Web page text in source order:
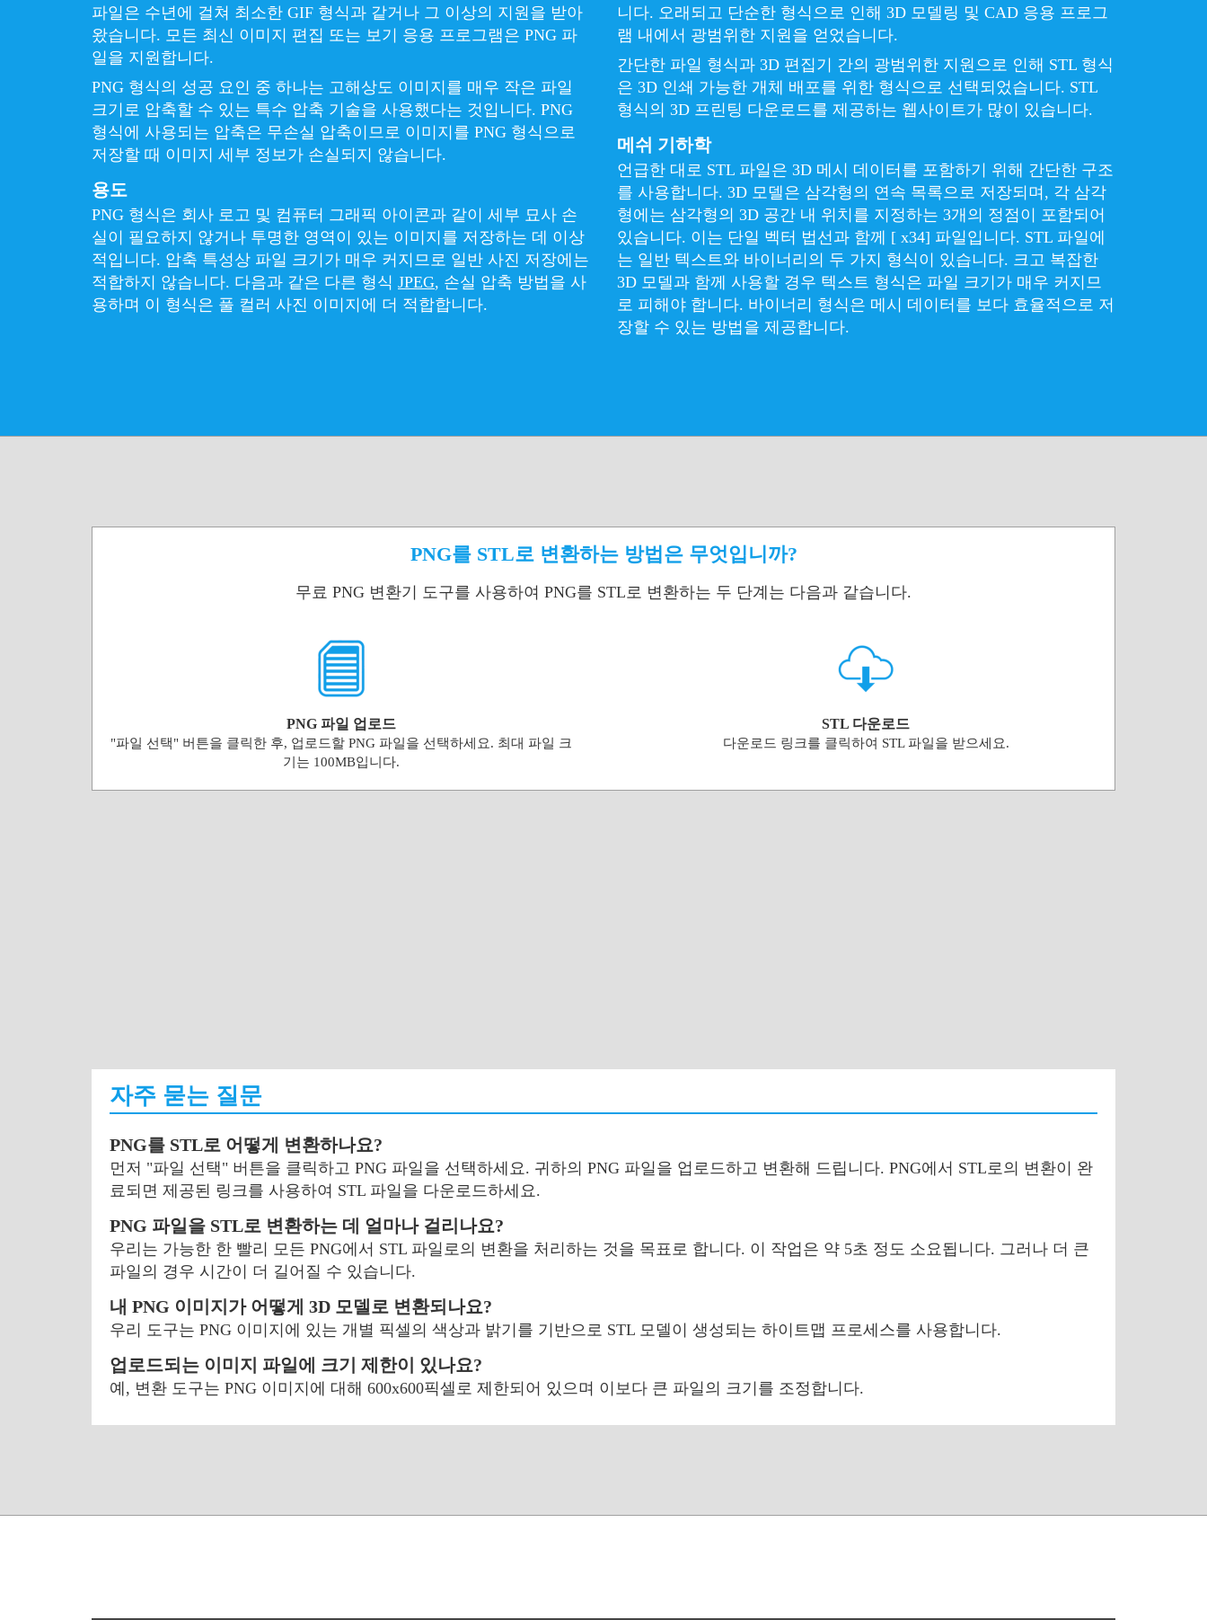
파일은 수년에 걸쳐 최소한 GIF 형식과 같거나 그 이상의 지원을 받아
왔습니다. 모든 최신 이미지 편집 또는 보기 응용 프로그램은 PNG 파
일을 지원합니다.
PNG 형식의 성공 요인 중 하나는 고해상도 이미지를 매우 작은 파일
크기로 압축할 수 있는 특수 압축 기술을 사용했다는 것입니다. PNG
형식에 사용되는 압축은 무손실 압축이므로 이미지를 PNG 형식으로
저장할 때 이미지 세부 정보가 손실되지 않습니다.
용도
PNG 형식은 회사 로고 및 컴퓨터 그래픽 아이콘과 같이 세부 묘사 손
실이 필요하지 않거나 투명한 영역이 있는 이미지를 저장하는 데 이상
적입니다. 압축 특성상 파일 크기가 매우 커지므로 일반 사진 저장에는
적합하지 않습니다. 다음과 같은 다른 형식 JPEG, 손실 압축 방법을 사
용하며 이 형식은 풀 컬러 사진 이미지에 더 적합합니다.
니다. 오래되고 단순한 형식으로 인해 3D 모델링 및 CAD 응용 프로그
램 내에서 광범위한 지원을 얻었습니다.
간단한 파일 형식과 3D 편집기 간의 광범위한 지원으로 인해 STL 형식
은 3D 인쇄 가능한 개체 배포를 위한 형식으로 선택되었습니다. STL
형식의 3D 프린팅 다운로드를 제공하는 웹사이트가 많이 있습니다.
메쉬 기하학
언급한 대로 STL 파일은 3D 메시 데이터를 포함하기 위해 간단한 구조
를 사용합니다. 3D 모델은 삼각형의 연속 목록으로 저장되며, 각 삼각
형에는 삼각형의 3D 공간 내 위치를 지정하는 3개의 정점이 포함되어
있습니다. 이는 단일 벡터 법선과 함께 [ x34] 파일입니다. STL 파일에
는 일반 텍스트와 바이너리의 두 가지 형식이 있습니다. 크고 복잡한
3D 모델과 함께 사용할 경우 텍스트 형식은 파일 크기가 매우 커지므
로 피해야 합니다. 바이너리 형식은 메시 데이터를 보다 효율적으로 저
장할 수 있는 방법을 제공합니다.
PNG를 STL로 변환하는 방법은 무엇입니까?
무료 PNG 변환기 도구를 사용하여 PNG를 STL로 변환하는 두 단계는 다음과 같습니다.
PNG 파일 업로드
"파일 선택" 버튼을 클릭한 후, 업로드할 PNG 파일을 선택하세요. 최대 파일 크
기는 100MB입니다.
STL 다운로드
다운로드 링크를 클릭하여 STL 파일을 받으세요.
자주 묻는 질문
PNG를 STL로 어떻게 변환하나요?
먼저 "파일 선택" 버튼을 클릭하고 PNG 파일을 선택하세요. 귀하의 PNG 파일을 업로드하고 변환해 드립니다. PNG에서 STL로의 변환이 완
료되면 제공된 링크를 사용하여 STL 파일을 다운로드하세요.
PNG 파일을 STL로 변환하는 데 얼마나 걸리나요?
우리는 가능한 한 빨리 모든 PNG에서 STL 파일로의 변환을 처리하는 것을 목표로 합니다. 이 작업은 약 5초 정도 소요됩니다. 그러나 더 큰
파일의 경우 시간이 더 길어질 수 있습니다.
내 PNG 이미지가 어떻게 3D 모델로 변환되나요?
우리 도구는 PNG 이미지에 있는 개별 픽셀의 색상과 밝기를 기반으로 STL 모델이 생성되는 하이트맵 프로세스를 사용합니다.
업로드되는 이미지 파일에 크기 제한이 있나요?
예, 변환 도구는 PNG 이미지에 대해 600x600픽셀로 제한되어 있으며 이보다 큰 파일의 크기를 조정합니다.